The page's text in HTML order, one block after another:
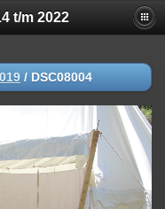
t/m 2022
/ DSC08004